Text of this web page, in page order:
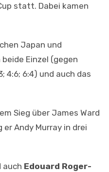
statt. Dabei kamen
Japan und
Einzel (gegen
4:6; 6:4) und auch das
Sieg über James Ward
Andy Murray in drei
auch Edouard Roger-